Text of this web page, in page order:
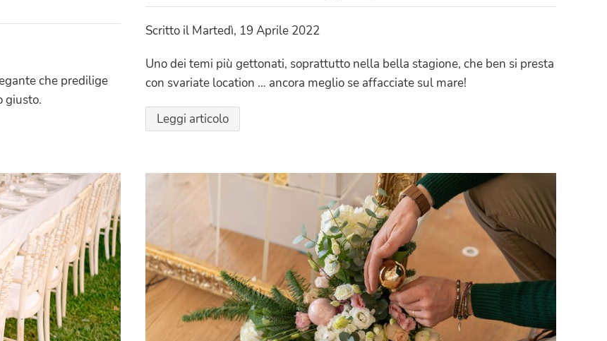
che predilige
giusto.
Scritto il Martedì, 19 Aprile 2022
Uno dei temi più gettonati, soprattutto nella bella stagione, che ben si presta
con svariate location … ancora meglio se affacciate sul mare!
Leggi articolo